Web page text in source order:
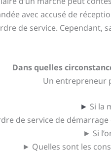
avec accusé de
de service.
Dans quelles
Un entrepreneur
► Si la
de service de
► Si
► Quelles sont les